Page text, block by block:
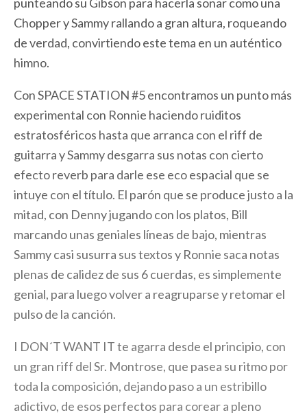
Chopper y Sammy rallando a gran altura, roqueando
de verdad, convirtiendo este tema en un auténtico
himno.
Con SPACE STATION #5 encontramos un punto más
experimental con Ronnie haciendo ruiditos
estratosféricos hasta que arranca con el riff de
guitarra y Sammy desgarra sus notas con cierto
efecto reverb para darle ese eco espacial que se
intuye con el título. El parón que se produce justo a la
mitad, con Denny jugando con los platos, Bill
marcando unas geniales líneas de bajo, mientras
Sammy casi susurra sus textos y Ronnie saca notas
plenas de calidez de sus 6 cuerdas, es simplemente
genial, para luego volver a reagruparse y retomar el
pulso de la canción.
I DON´T WANT IT te agarra desde el principio, con
un gran riff del Sr. Montrose, que pasea su ritmo por
toda la composición, dejando paso a un estribillo
adictivo, de esos perfectos para corear a pleno